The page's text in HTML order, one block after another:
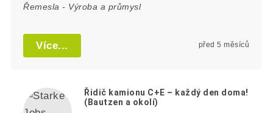
Řemesla - Výroba a průmysl
Více... před 5 měsíců
Řidič kamionu C+E – každý den doma!
(Bautzen a okolí)